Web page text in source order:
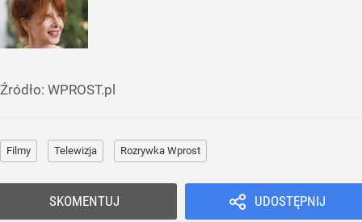
Źródło: WPROST.pl
Filmy Telewizja Rozrywka Wprost
UDOSTĘPNIJ
SKOMENTUJ